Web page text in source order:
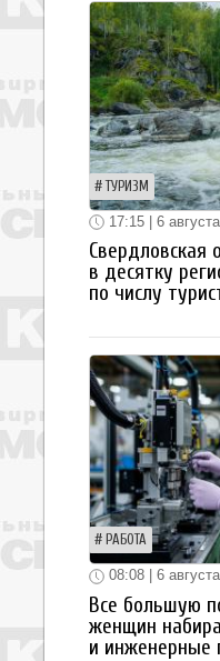
ТУРИЗМ
17:15 | 6 августа
Свердловская
в десятку
по числу
РАБОТА
08:08 | 6 августа
Все большую
женщин
и инженерные